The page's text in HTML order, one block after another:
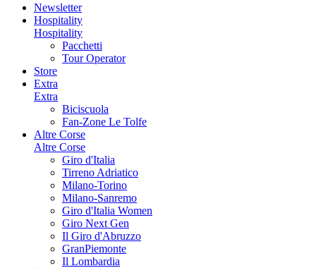
Newsletter
Hospitality
Hospitality
Pacchetti
Tour Operator
Store
Extra
Extra
Biciscuola
Fan-Zone Le Tolfe
Altre Corse
Altre Corse
Giro d'Italia
Tirreno Adriatico
Milano-Torino
Milano-Sanremo
Giro d'Italia Women
Giro Next Gen
Il Giro d'Abruzzo
GranPiemonte
Il Lombardia